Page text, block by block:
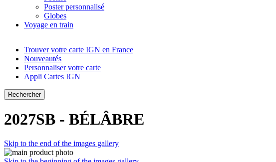
Poster personnalisé
Globes
Voyage en train
Trouver votre carte IGN en France
Nouveautés
Personnaliser votre carte
Appli Cartes IGN
Rechercher
2027SB - BÉLÂBRE
Skip to the end of the images gallery